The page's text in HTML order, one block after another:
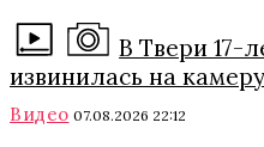
В Твери 17-
извинилась на
Видео 07.08.2026 22:12